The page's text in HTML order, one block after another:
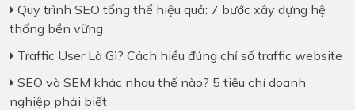
Quy trình SEO tổng thể hiệu quả: 7 bước xây dựng hệ
thống bền vững
Traffic User Là Gì? Cách hiểu đúng chỉ số traffic website
SEO và SEM khác nhau thế nào? 5 tiêu chí doanh
nghiệp phải biết